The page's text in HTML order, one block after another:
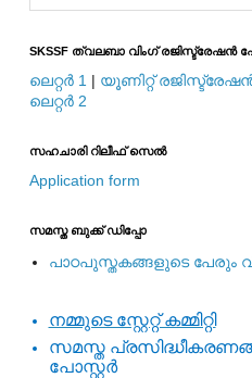
SKSSF ത്വലബാ വിംഗ് രജിസ്ട്രേഷന്‍
ലെറ്റര്‍ 1 | യൂണിറ്റ്
ലെറ്റര്‍ 2
സഹചാരി റിലീഫ് സെല്‍
Application form
സമസ്ത ബുക്ക് ഡിപ്പോ
പാഠപുസ്തകങ്ങളുടെ പേരും
നമ്മുടെ സ്റ്റേറ്റ് കമ്മിറ്റി
സമസ്ത
പോസ്റ്റര്‍